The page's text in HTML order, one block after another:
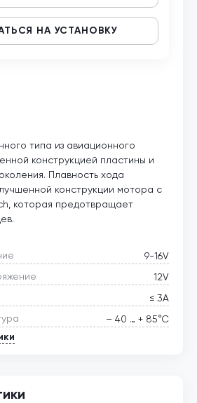
типа из авиационного
конструкцией пластины и
Плавность хода
конструкции мотора с
которая предотвращает
9-16V
12V
≤ 3А
– 40 … + 85°С
НА УСТАНОВКУ